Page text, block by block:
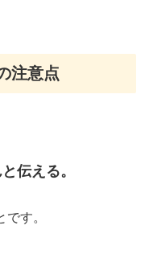
注意点
伝える。
す。